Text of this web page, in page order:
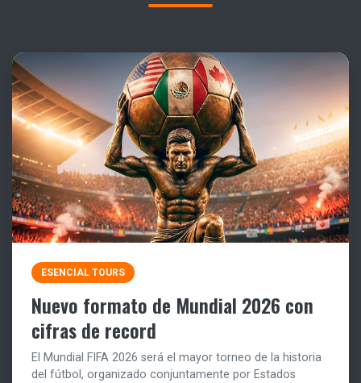
ESENCIAL TOURS
Nuevo formato de Mundial 2026 con
cifras de record
El Mundial FIFA 2026 será el mayor torneo de la historia
del fútbol, organizado conjuntamente por Estados